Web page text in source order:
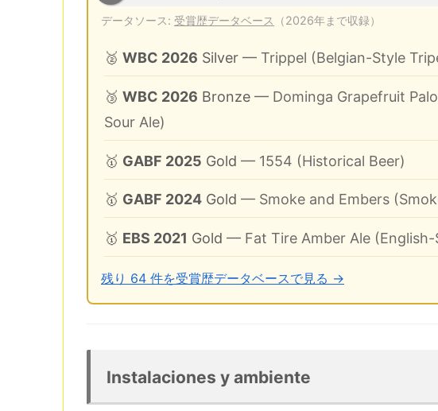
データソース: 受賞歴データベース （2026年まで収録）
🥈 WBC 2026 Silver — Trippel (Belgian-Style
🥉 WBC 2026 Bronze — Dominga Grapefruit
Sour Ale)
🥇 GABF 2025 Gold — 1554 (Historical Beer)
🥇 GABF 2024Gold — Smoke and Embers
🥇 EBS 2021 Gold — Fat Tire Amber Ale
残り 64 件を受賞歴データベースで見る →
Instalaciones y ambiente